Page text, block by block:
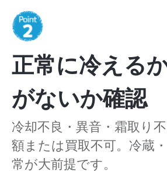
正常に冷える
がないか確認
冷却不良・異音・霜取り
額または買取不可。冷蔵
常が大前提です。